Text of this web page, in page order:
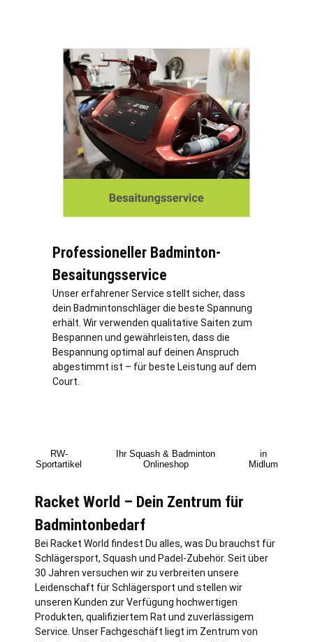
Professioneller Badminton-
Besaitungsservice
Unser erfahrener Service stellt sicher, dass
dein Badmintonschläger die beste Spannung
erhält. Wir verwenden qualitative Saiten zum
Bespannen und gewährleisten, dass die
Bespannung optimal auf deinen Anspruch
abgestimmt ist – für beste Leistung auf dem
Court.
RW-
Sportartikel
Ihr Squash & Badminton
Onlineshop
in
Midlum
Racket World – Dein Zentrum für
Badmintonbedarf
Bei Racket World findest Du alles, was Du brauchst für
Schlägersport, Squash und Padel-Zubehör. Seit über
30 Jahren versuchen wir zu verbreiten unsere
Leidenschaft für Schlägersport und stellen wir
unseren Kunden zur Verfügung hochwertigen
Produkten, qualifiziertem Rat und zuverlässigem
Service. Unser Fachgeschäft liegt im Zentrum von